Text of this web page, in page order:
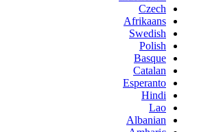
Czech
Afrikaans
Swedish
Polish
Basque
Catalan
Esperanto
Hindi
Lao
Albanian